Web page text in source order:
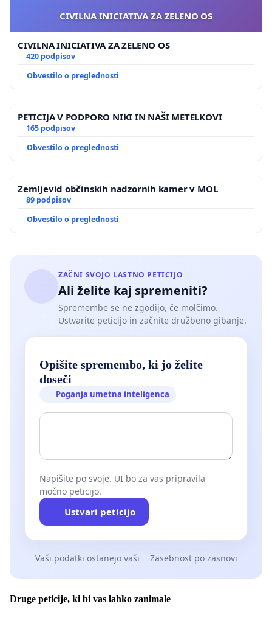
CIVILNA INICIATIVA ZA ZELENO OS
CIVILNA INICIATIVA ZA ZELENO OS
420 podpisov
Obvestilo o preglednosti
PETICIJA V PODPORO NIKI IN NAŠI METELKOVI
165 podpisov
Obvestilo o preglednosti
Zemljevid občinskih nadzornih kamer v MOL
89 podpisov
Obvestilo o preglednosti
ZAČNI SVOJO LASTNO PETICIJO
Ali želite kaj spremeniti?
Spremembe se ne zgodijo, če molčimo.
Ustvarite peticijo in začnite družbeno gibanje.
Opišite spremembo, ki jo želite
doseči
Poganja umetna inteligenca
Napišite po svoje. UI bo za vas pripravila
močno peticijo.
Ustvari peticijo
Vaši podatki ostanejo vaši Zasebnost po zasnovi
Druge peticije, ki bi vas lahko zanimale